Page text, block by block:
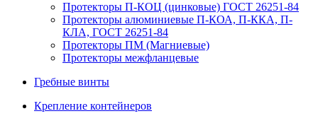
Протекторы П-КОЦ (цинковые) ГОСТ 26251-84
Протекторы алюминиевые П-КОА, П-ККА, П-
КЛА, ГОСТ 26251-84
Протекторы ПМ (Магниевые)
Протекторы межфланцевые
Гребные винты
Крепление контейнеров